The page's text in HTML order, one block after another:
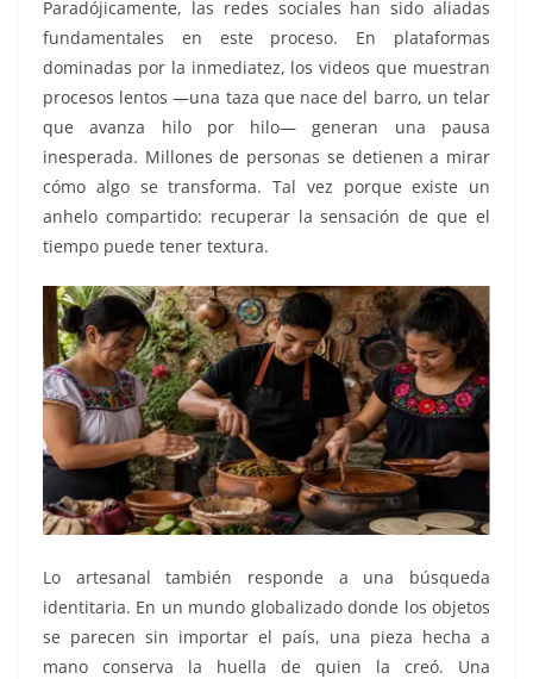
Paradójicamente, las redes sociales han sido aliadas
fundamentales en este proceso. En plataformas
dominadas por la inmediatez, los videos que muestran
procesos lentos —una taza que nace del barro, un telar
que avanza hilo por hilo— generan una pausa
inesperada. Millones de personas se detienen a mirar
cómo algo se transforma. Tal vez porque existe un
anhelo compartido: recuperar la sensación de que el
tiempo puede tener textura.
Lo artesanal también responde a una búsqueda
identitaria. En un mundo globalizado donde los objetos
se parecen sin importar el país, una pieza hecha a
mano conserva la huella de quien la creó. Una